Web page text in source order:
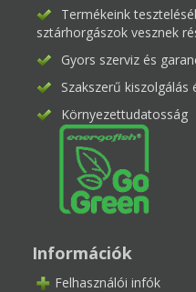
Termékeink
sztárhorgászok vesznek
Gyors szerviz és
Szakszerű kiszolgálás
Környezettudatosság
Információk
Felhasználói infók